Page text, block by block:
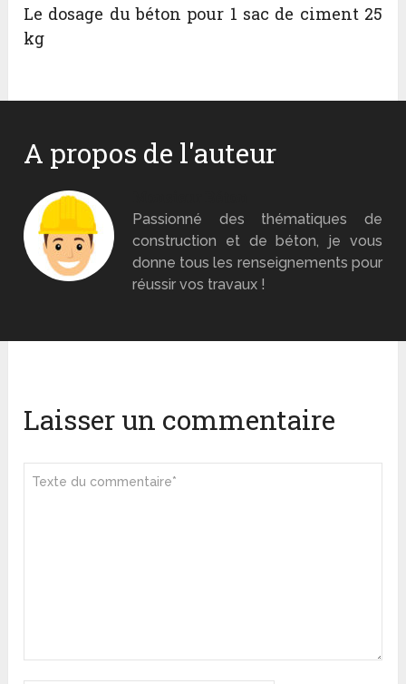
Le dosage du béton pour 1 sac de ciment 25
kg
A propos de l'auteur
Passionné des thématiques de
construction et de béton, je vous
donne tous les renseignements pour
réussir vos travaux !
Laisser un commentaire